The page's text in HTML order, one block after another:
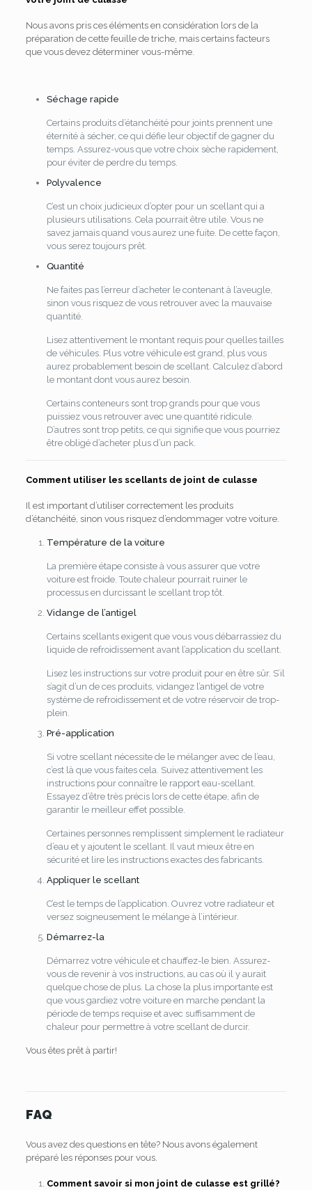
Nous avons pris ces éléments en considération lors de la
préparation de cette feuille de triche, mais certains facteurs
que vous devez déterminer vous-même.
Séchage rapide
Certains produits d’étanchéité pour joints prennent une
éternité à sécher, ce qui défie leur objectif de gagner du
temps. Assurez-vous que votre choix sèche rapidement,
pour éviter de perdre du temps.
Polyvalence
C’est un choix judicieux d’opter pour un scellant qui a
plusieurs utilisations. Cela pourrait être utile. Vous ne
savez jamais quand vous aurez une fuite. De cette façon,
vous serez toujours prêt.
Quantité
Ne faites pas l’erreur d’acheter le contenant à l’aveugle,
sinon vous risquez de vous retrouver avec la mauvaise
quantité.
Lisez attentivement le montant requis pour quelles tailles
de véhicules. Plus votre véhicule est grand, plus vous
aurez probablement besoin de scellant. Calculez d’abord
le montant dont vous aurez besoin.
Certains conteneurs sont trop grands pour que vous
puissiez vous retrouver avec une quantité ridicule.
D’autres sont trop petits, ce qui signifie que vous pourriez
être obligé d’acheter plus d’un pack.
Comment utiliser les scellants de joint de culasse
Il est important d’utiliser correctement les produits
d’étanchéité, sinon vous risquez d’endommager votre voiture.
Température de la voiture
La première étape consiste à vous assurer que votre
voiture est froide. Toute chaleur pourrait ruiner le
processus en durcissant le scellant trop tôt.
Vidange de l’antigel
Certains scellants exigent que vous vous débarrassiez du
liquide de refroidissement avant l’application du scellant.
Lisez les instructions sur votre produit pour en être sûr. S’il
s’agit d’un de ces produits, vidangez l’antigel de votre
système de refroidissement et de votre réservoir de trop-
plein.
Pré-application
Si votre scellant nécessite de le mélanger avec de l’eau,
c’est là que vous faites cela. Suivez attentivement les
instructions pour connaître le rapport eau-scellant.
Essayez d’être très précis lors de cette étape, afin de
garantir le meilleur effet possible.
Certaines personnes remplissent simplement le radiateur
d’eau et y ajoutent le scellant. Il vaut mieux être en
sécurité et lire les instructions exactes des fabricants.
Appliquer le scellant
C’est le temps de l’application. Ouvrez votre radiateur et
versez soigneusement le mélange à l’intérieur.
Démarrez-la
Démarrez votre véhicule et chauffez-le bien. Assurez-
vous de revenir à vos instructions, au cas où il y aurait
quelque chose de plus. La chose la plus importante est
que vous gardiez votre voiture en marche pendant la
période de temps requise et avec suffisamment de
chaleur pour permettre à votre scellant de durcir.
Vous êtes prêt à partir!
FAQ
Vous avez des questions en tête? Nous avons également
préparé les réponses pour vous.
Comment savoir si mon joint de culasse est grillé?